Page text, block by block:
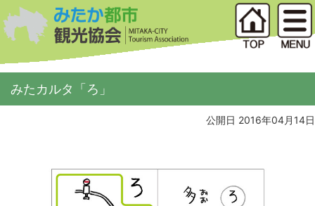
みたカルタ「ろ」
公開日 2016年04月14日